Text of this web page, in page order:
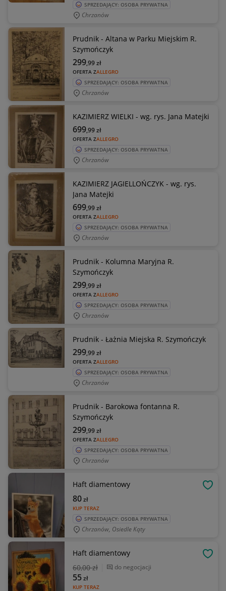
SPRZEDAJĄCY: OSOBA PRYWATNA
Chrzanów
Prudnik - Altana w Parku Miejskim R.
Szymończyk
OFERTA ZALLEGRO
299,99zł
SPRZEDAJĄCY: OSOBA PRYWATNA
Chrzanów
KAZIMIERZ WIELKI - wg. rys. Jana Matejki
OFERTA ZALLEGRO
699,99zł
SPRZEDAJĄCY: OSOBA PRYWATNA
Chrzanów
KAZIMIERZ JAGIELLOŃCZYK - wg. rys.
Jana Matejki
OFERTA ZALLEGRO
699,99zł
SPRZEDAJĄCY: OSOBA PRYWATNA
Chrzanów
Prudnik - Kolumna Maryjna R.
Szymończyk
OFERTA ZALLEGRO
299,99zł
SPRZEDAJĄCY: OSOBA PRYWATNA
Chrzanów
Prudnik - Łażnia Miejska R. Szymończyk
OFERTA ZALLEGRO
299,99zł
SPRZEDAJĄCY: OSOBA PRYWATNA
Chrzanów
Prudnik - Barokowa fontanna R.
Szymończyk
OFERTA ZALLEGRO
299,99zł
SPRZEDAJĄCY: OSOBA PRYWATNA
Chrzanów
Haft diamentowy
KUP TERAZ
80zł
SPRZEDAJĄCY: OSOBA PRYWATNA
Chrzanów, Osiedle Kąty
Haft diamentowy
60,00 zł do negocjacji
KUP TERAZ
55zł